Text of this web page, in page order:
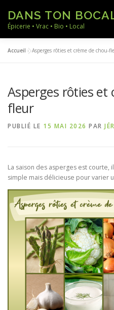
contenu
DANS TON
Épicerie • Vrac • Bio • Local
NOTRE ACTUALITÉ A
Accueil »Asperges rôties et crème de chou-
Asperges rôties et
fleur
PUBLIÉ LE 15 MAI 2026 PAR
La saison des asperges est courte,
simple mais délicieuse pour varier